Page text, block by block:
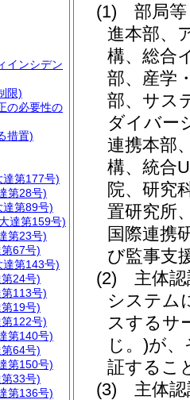
(1)
部局
進本部、
構、総合
部、産学
部、サス
ダイバー
連携本部
構、統合
院、研究
置研究所
国際連携
び監事支
(2)
主体
システム
スするサ
じ。)が、
証するこ
(3)
主体
インシデン
限)
の必要性の
措置)
第177号)
第28号)
第89号)
達第159号)
第23号)
67号)
第143号)
24号)
113号)
19号)
122号)
第140号)
64号)
第150号)
33号)
第136号)